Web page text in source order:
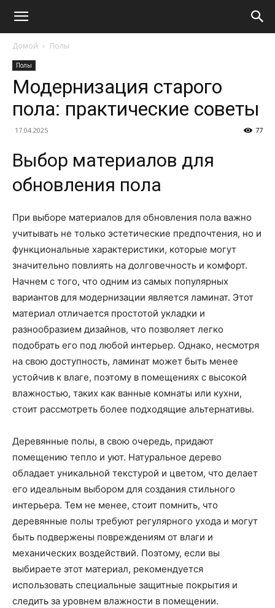
Домой Полы
Полы
Модернизация старого
пола: практические советы
17.04.2025 77
Выбор материалов для
обновления пола
При выборе материалов для обновления пола важно
учитывать не только эстетические предпочтения, но и
функциональные характеристики, которые могут
значительно повлиять на долговечность и комфорт.
Начнем с того, что одним из самых популярных
вариантов для модернизации является ламинат. Этот
материал отличается простотой укладки и
разнообразием дизайнов, что позволяет легко
подобрать его под любой интерьер. Однако, несмотря
на свою доступность, ламинат может быть менее
устойчив к влаге, поэтому в помещениях с высокой
влажностью, таких как ванные комнаты или кухни,
стоит рассмотреть более подходящие альтернативы.
Деревянные полы, в свою очередь, придают
помещению тепло и уют. Натуральное дерево
обладает уникальной текстурой и цветом, что делает
его идеальным выбором для создания стильного
интерьера. Тем не менее, стоит помнить, что
деревянные полы требуют регулярного ухода и могут
быть подвержены повреждениям от влаги и
механических воздействий. Поэтому, если вы
выбираете этот материал, рекомендуется
использовать специальные защитные покрытия и
следить за уровнем влажности в помещении.